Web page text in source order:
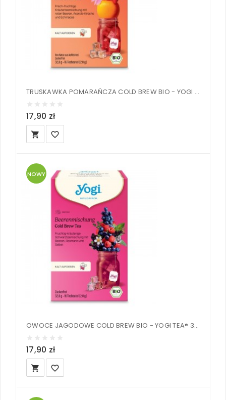
TRUSKAWKA POMARAŃCZA COLD BREW BIO - YOGI TEA® 32 g
17,90 zł
local_grocery_store favorite_border
NOWY
OWOCE JAGODOWE COLD BREW BIO - YOGI TEA® 32 g
17,90 zł
local_grocery_store favorite_border